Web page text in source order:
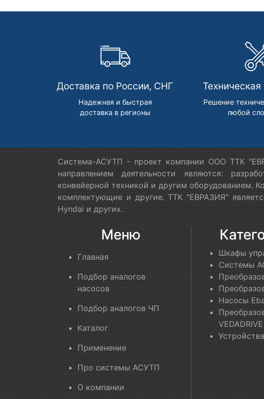
Доставка по России, СНГ
Надежная и быстрая
доставка в регионы
Решение
любой
Система-АСУТП - проект компании ООО ТТК
направлением деятельности являются:
конвейерной техникой и другим оборудованием.
комплектующие и другие. ТТК "ЕВРАЗИЯ"
Hyndai и других.
Меню
Главная
Подбор аналогов
насосов
Подбор аналогов ЧП
Каталог
Применение
Про системы АСУТП
О компании
Шкафы
Системы
Насосы
VEDADRIVE